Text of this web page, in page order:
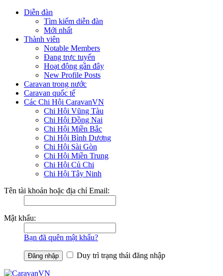
Diễn đàn
Tìm kiếm diễn đàn
Mới nhất
Thành viên
Notable Members
Đang trực tuyến
Hoạt động gần đây
New Profile Posts
Caravan trong nước
Caravan quốc tế
Các Chi Hội CaravanVN
Chi Hội Vũng Tàu
Chi Hội Đồng Nai
Chi Hội Miền Bắc
Chi Hội Bình Dương
Chi Hội Sài Gòn
Chi Hội Miền Trung
Chi Hội Củ Chi
Chi Hội Tây Ninh
Tên tài khoản hoặc địa chỉ Email:
Mật khẩu:
Bạn đã quên mật khẩu?
Duy trì trạng thái đăng nhập